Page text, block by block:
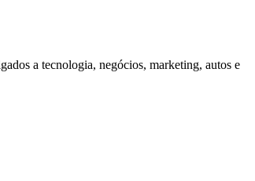
a tecnologia, negócios, marketing, autos e